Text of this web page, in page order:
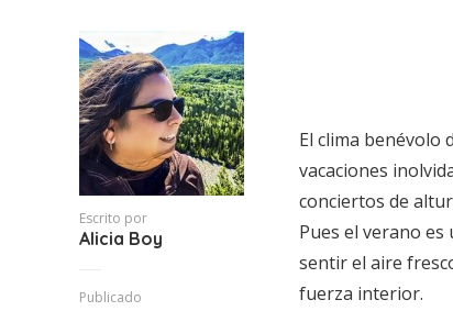
Escrito por
Alicia Boy
Publicado
El clima benévolo
vacaciones
conciertos de
Pues el verano
sentir el aire
fuerza interior.